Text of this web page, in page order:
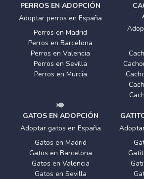
PERROS EN ADOPCIÓN
Adoptar perros en España
Perros en Madrid
Perros en Barcelona
Perros en Valencia
Perros en Sevilla
Perros en Murcia
GATOS EN ADOPCIÓN
Adoptar gatos en España
Gatos en Madrid
Gatos en Barcelona
Gatos en Valencia
Gatos en Sevilla